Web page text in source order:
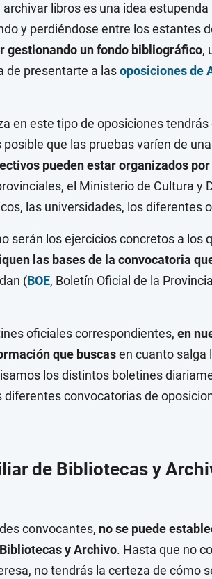
libros es una idea
y perdiéndose entre los estantes
gestionando un fondo bibliográfico,
de presentarte a lasoposiciones de
en este tipo de oposiciones
que las pruebas varíen de
pueden estar organizados
el Ministerio de Cultura y
las universidades, los diferentes
serán los ejercicios concretos a los
las bases de la convocatoria
(BOE, Boletín Oficial de la
oficiales correspondientes, en
que buscasen cuanto salga
los distintos boletines
diferentes convocatorias de
de Bibliotecas y
convocantes, no se puede
y Archivo. Hasta que no
no tendrás la certeza de cómo